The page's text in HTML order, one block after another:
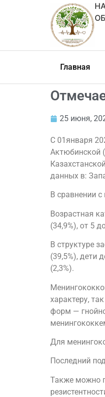
Главная
25 июня,
С 01января
Актюбинской
данных в:
В сравнении
Возрастная
(34,9%), от 5
В структуре
(39,5%), дети
(2,3%).
характеру,
форм —
Для
Последний
Также можно